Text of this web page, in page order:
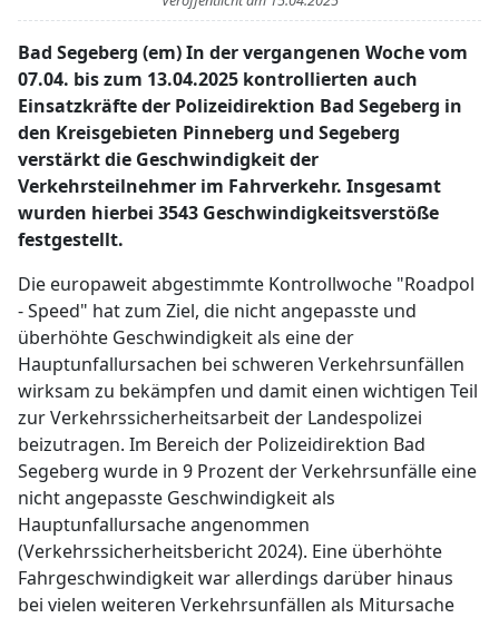
Bad Segeberg (em) In der vergangenen Woche vom
07.04. bis zum 13.04.2025 kontrollierten auch
Einsatzkräfte der Polizeidirektion Bad Segeberg in
den Kreisgebieten Pinneberg und Segeberg
verstärkt die Geschwindigkeit der
Verkehrsteilnehmer im Fahrverkehr. Insgesamt
wurden hierbei 3543 Geschwindigkeitsverstöße
festgestellt.
Die europaweit abgestimmte Kontrollwoche "Roadpol
- Speed" hat zum Ziel, die nicht angepasste und
überhöhte Geschwindigkeit als eine der
Hauptunfallursachen bei schweren Verkehrsunfällen
wirksam zu bekämpfen und damit einen wichtigen Teil
zur Verkehrssicherheitsarbeit der Landespolizei
beizutragen. Im Bereich der Polizeidirektion Bad
Segeberg wurde in 9 Prozent der Verkehrsunfälle eine
nicht angepasste Geschwindigkeit als
Hauptunfallursache angenommen
(Verkehrssicherheitsbericht 2024). Eine überhöhte
Fahrgeschwindigkeit war allerdings darüber hinaus
bei vielen weiteren Verkehrsunfällen als Mitursache